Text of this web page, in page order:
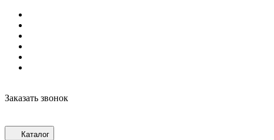
Заказать звонок
Каталог